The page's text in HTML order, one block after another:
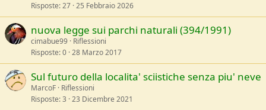
Risposte 27 25 Febbraio 2026
nuova legge sui parchi naturali (394/1991)
cimabue99 Riflessioni
Risposte 0 28 Marzo 2017
Sul futuro della localita' sciistiche senza piu' neve
MarcoF Riflessioni
Risposte 3 23 Dicembre 2021